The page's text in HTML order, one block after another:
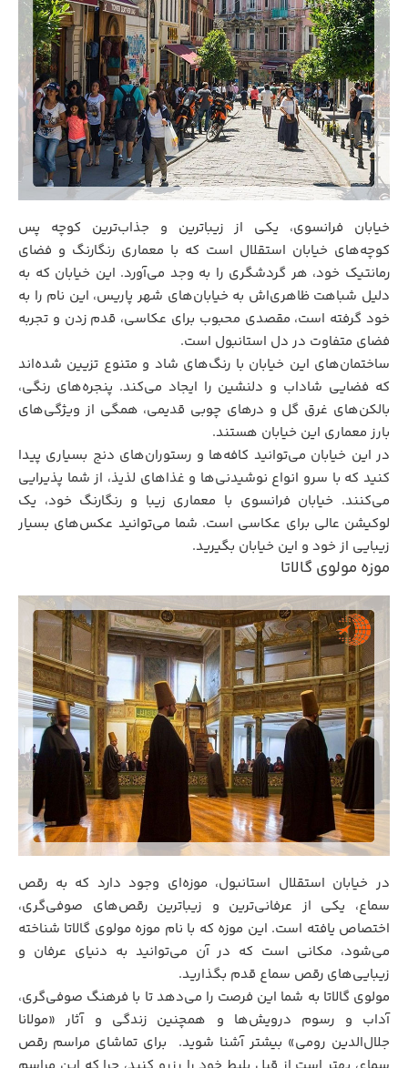
خیابان فرانسوی، یکی از زیباترین و جذاب‌ترین کوچه‌ پس‌
کوچه‌های خیابان استقلال است که با معماری رنگارنگ و فضای
رمانتیک خود، هر گردشگری را به وجد می‌آورد. این خیابان که به
دلیل شباهت ظاهری‌اش به خیابان‌های شهر پاریس، این نام را به
خود گرفته است، مقصدی محبوب برای عکاسی، قدم زدن و تجربه
فضای متفاوت در دل استانبول است.
ساختمان‌های این خیابان با رنگ‌های شاد و متنوع تزیین شده‌اند
که فضایی شاداب و دلنشین را ایجاد می‌کند. پنجره‌های رنگی،
بالکن‌های غرق گل و درهای چوبی قدیمی، همگی از ویژگی‌های
بارز معماری این خیابان هستند.
در این خیابان می‌توانید کافه‌ها و رستوران‌های دنج بسیاری پیدا
کنید که با سرو انواع نوشیدنی‌ها و غذاهای لذیذ، از شما پذیرایی
می‌کنند. خیابان فرانسوی با معماری زیبا و رنگارنگ خود، یک
لوکیشن عالی برای عکاسی است. شما می‌توانید عکس‌های بسیار
زیبایی از خود و این خیابان بگیرید.
موزه مولوی گالاتا
در خیابان استقلال استانبول، موزه‌ای وجود دارد که به رقص
سماع، یکی از عرفانی‌ترین و زیباترین رقص‌های صوفی‌گری،
اختصاص یافته است. این موزه که با نام موزه مولوی گالاتا شناخته
می‌شود، مکانی است که در آن می‌توانید به دنیای عرفان و
زیبایی‌های رقص سماع قدم بگذارید.
مولوی گالاتا به شما این فرصت را می‌دهد تا با فرهنگ صوفی‌گری،
آداب و رسوم درویش‌ها و همچنین زندگی و آثار «مولانا
جلال‌الدین رومی» بیشتر آشنا شوید. برای تماشای مراسم رقص